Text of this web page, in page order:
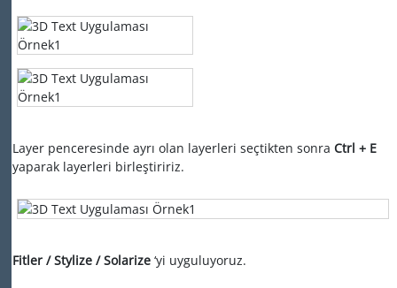
Layer penceresinde ayrı olan layerleri seçtikten sonra Ctrl + E
yaparak layerleri birleştiririz.
Fitler / Stylize / Solarize ‘yi uyguluyoruz.